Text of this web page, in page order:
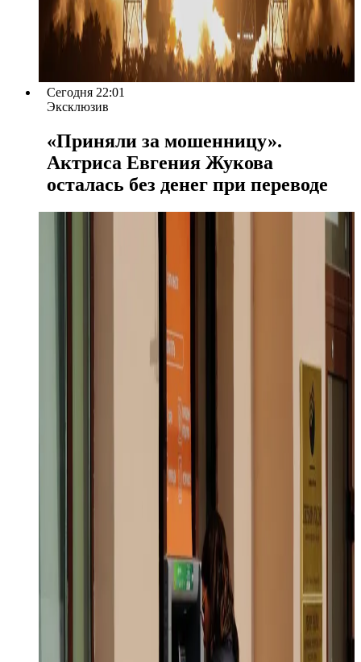
Сегодня 22:01
Эксклюзив
«Приняли за мошенницу».
Актриса Евгения Жукова
осталась без денег при переводе